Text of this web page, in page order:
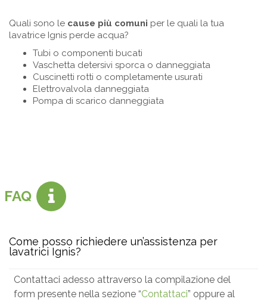
Quali sono le cause più comuni per le quali la tua
lavatrice Ignis perde acqua?
Tubi o componenti bucati
Vaschetta detersivi sporca o danneggiata
Cuscinetti rotti o completamente usurati
Elettrovalvola danneggiata
Pompa di scarico danneggiata
FAQ
Come posso richiedere un’assistenza per
lavatrici Ignis?
Contattaci adesso attraverso la compilazione del
form presente nella sezione “Contattaci” oppure al